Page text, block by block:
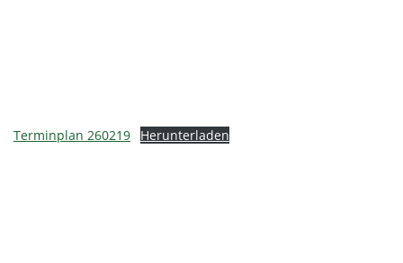
Terminplan 260219 Herunterladen